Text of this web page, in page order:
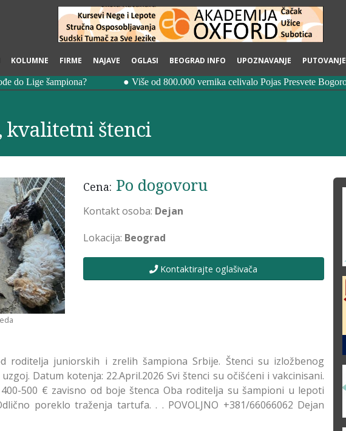
KOLUMNE FIRME NAJAVE OGLASI BEOGRAD INFO UPOZNAVANJE PUTOVANJE
kvalitetni štenci
Cena: Po dogovoru
Kontakt osoba: Dejan
Lokacija: Beograd
Kontaktirajte oglašivača
roditelja juniorskih i zrelih šampiona Srbije. Štenci su izložbenog
Datum kotenja: 22.April.2026 Svi štenci su očišćeni i vakcinisani.
500 € zavisno od boje štenca Oba roditelja su šampioni u lepoti
poreklo traženja tartufa. . . POVOLJNO +381/66066062 Dejan